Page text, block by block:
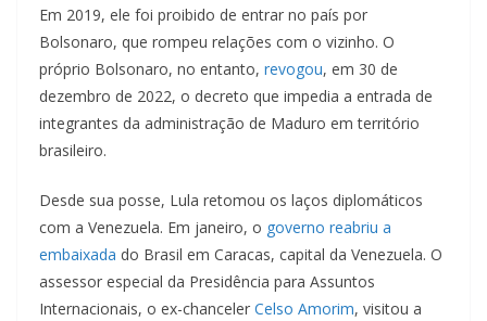
Em 2019, ele foi proibido de entrar no país por
Bolsonaro, que rompeu relações com o vizinho. O
próprio Bolsonaro, no entanto, revogou, em 30 de
dezembro de 2022, o decreto que impedia a entrada de
integrantes da administração de Maduro em território
brasileiro.
Desde sua posse, Lula retomou os laços diplomáticos
com a Venezuela. Em janeiro, o governo reabriu a
embaixada do Brasil em Caracas, capital da Venezuela. O
assessor especial da Presidência para Assuntos
Internacionais, o ex-chanceler Celso Amorim, visitou a